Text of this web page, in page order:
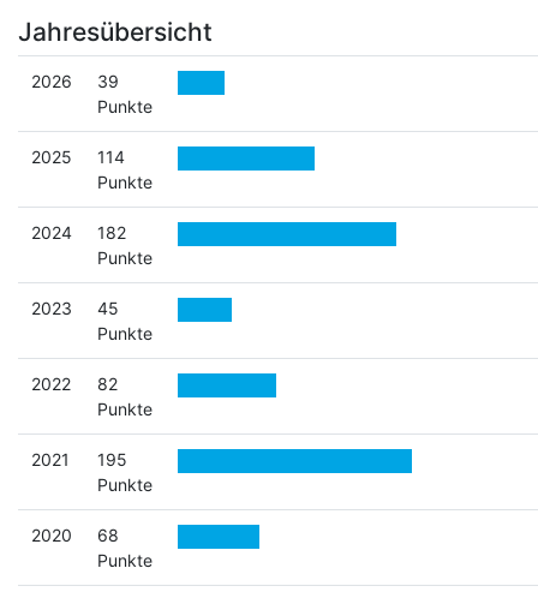
Jahresübersicht
2026
39
Punkte
2025
114
Punkte
2024
182
Punkte
2023
45
Punkte
2022
82
Punkte
2021
195
Punkte
2020
68
Punkte